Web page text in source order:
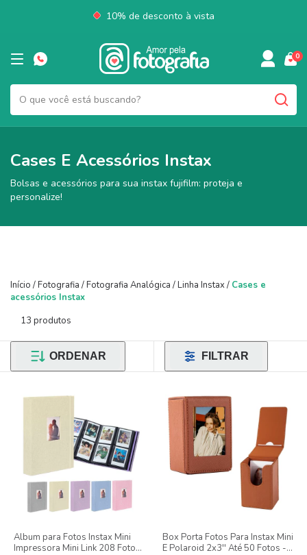
10% de desconto à vista
0
Cases E Acessórios Instax
Bolsas e acessórios para sua instax fujifilm: proteja e
personalize!
Início /Fotografia /Fotografia Analógica /Linha Instax/ Cases e
acessórios Instax
13 produtos
ORDENAR FILTRAR
Album para Fotos Instax Mini
Impressora Mini Link 208 Fotos
Box Porta Fotos Para Instax Mini
E Polaroid 2x3'' Até 50 Fotos -